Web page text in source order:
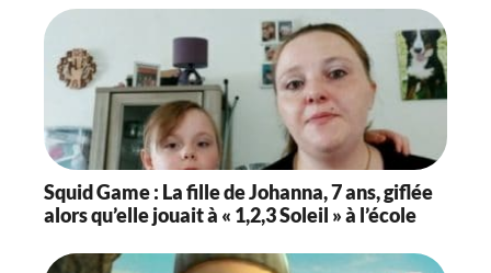
Squid Game : La fille de Johanna, 7 ans, giflée
alors qu’elle jouait à « 1,2,3 Soleil » à l’école